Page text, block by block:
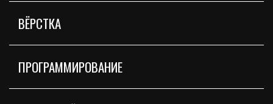
ВЁРСТКА
ПРОГРАММИРОВАНИЕ